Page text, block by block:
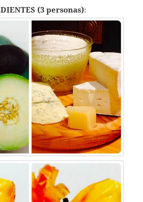
(3 personas):